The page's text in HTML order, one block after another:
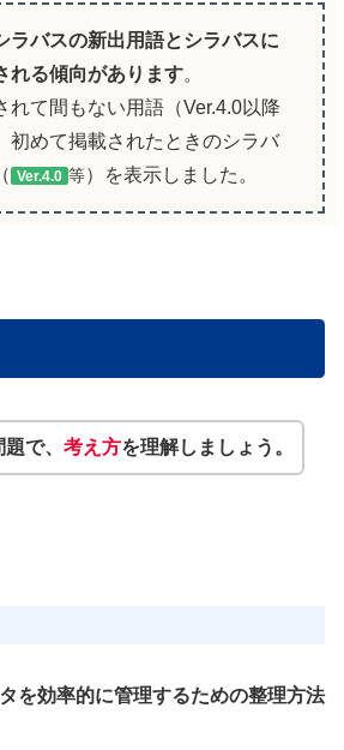
ラバスの新出用語とシラバスに
れる傾向があります。
れて間もない用語（Ver.4.0以降
初めて掲載されたときのシラバ
Ver.4.0 等）を表示しました。
で、 考え方を理解しましょう。
を効率的に管理するための整理方法